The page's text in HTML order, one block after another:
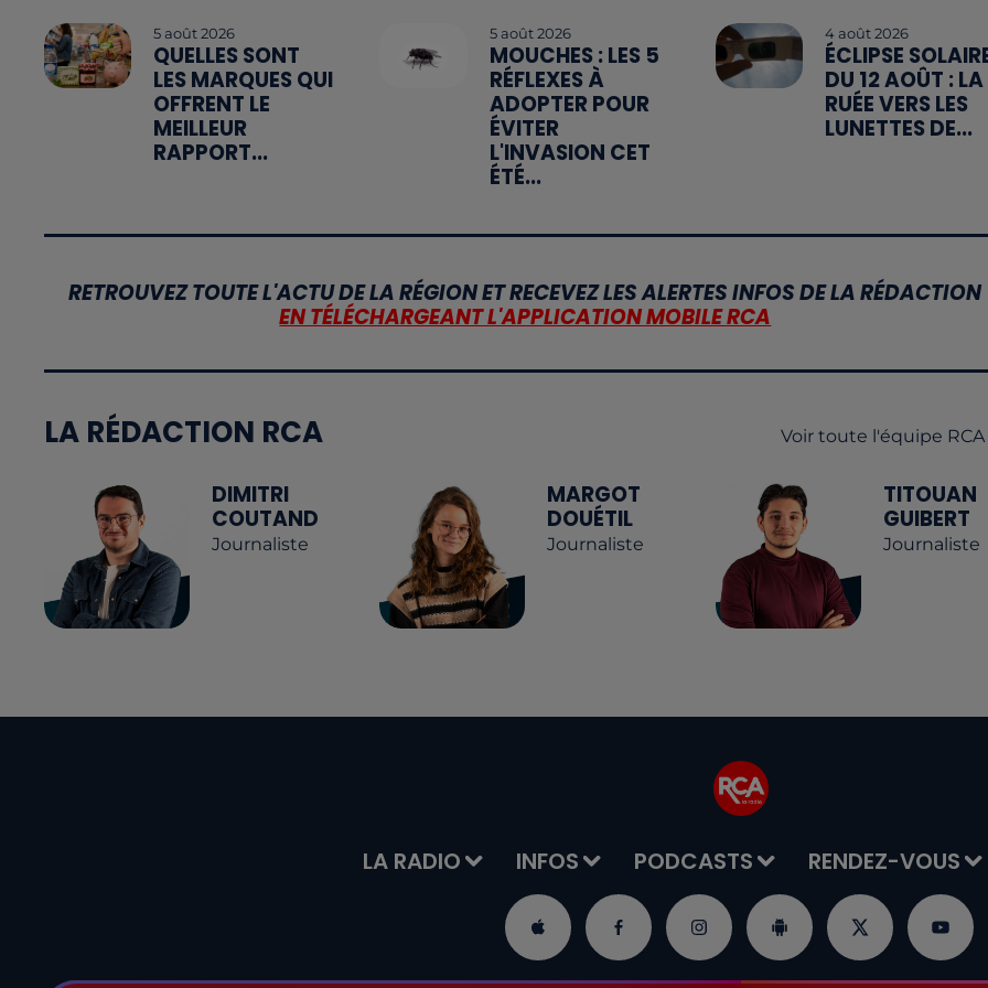
5 août 2026
QUELLES SONT
LES MARQUES QUI
OFFRENT LE
MEILLEUR
RAPPORT...
5 août 2026
MOUCHES : LES 5
RÉFLEXES À
ADOPTER POUR
ÉVITER
L'INVASION CET
ÉTÉ...
4 août 2026
ÉCLIPSE
DU 12 AOÛT : LA
RUÉE VERS LES
LUNETTES DE...
RETROUVEZ TOUTE L'ACTU DE LA RÉGION ET RECEVEZ LES ALERTES INFOS DE LA RÉDACTION
EN TÉLÉCHARGEANT L'APPLICATION MOBILE RCA
LA RÉDACTION RCA Voir toute l'équipe RCA
DIMITRI
COUTAND
Journaliste
MARGOT
DOUÉTIL
Journaliste
TITOUAN
GUIBERT
Journaliste
LA RADIO INFOS PODCASTS RENDEZ-VOUS